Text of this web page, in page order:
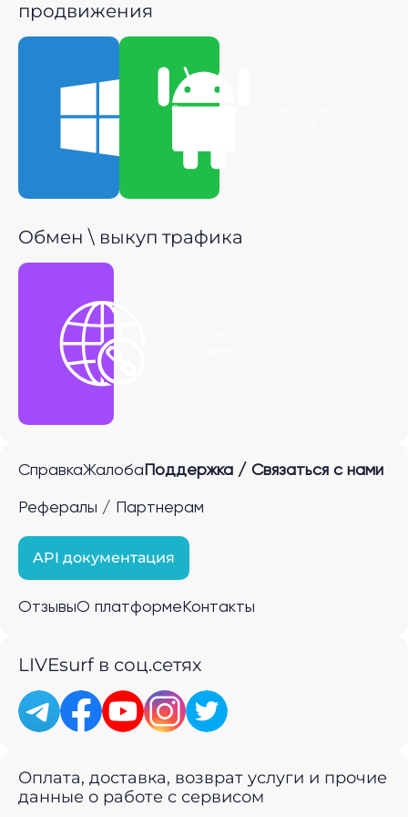
продвижения
Скачать для
Обмен \ выкуп трафика
СправкаЖалоба Поддержка / Связаться с нами
Рефералы / Партнерам
API документация
ОтзывыО платформе Контакты
LIVEsurf в соц.сетях
Оплата, доставка, возврат услуги и прочие
данные о работе с сервисом